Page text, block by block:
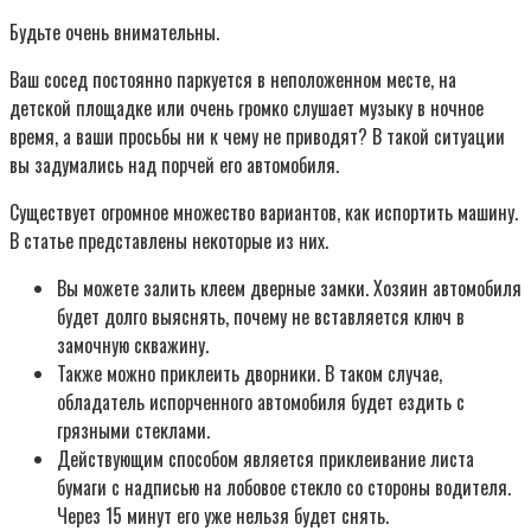
Будьте очень внимательны.
Ваш сосед постоянно паркуется в неположенном месте, на
детской площадке или очень громко слушает музыку в ночное
время, а ваши просьбы ни к чему не приводят? В такой ситуации
вы задумались над порчей его автомобиля.
Существует огромное множество вариантов, как испортить машину.
В статье представлены некоторые из них.
Вы можете залить клеем дверные замки. Хозяин автомобиля
будет долго выяснять, почему не вставляется ключ в
замочную скважину.
Также можно приклеить дворники. В таком случае,
обладатель испорченного автомобиля будет ездить с
грязными стеклами.
Действующим способом является приклеивание листа
бумаги с надписью на лобовое стекло со стороны водителя.
Через 15 минут его уже нельзя будет снять.